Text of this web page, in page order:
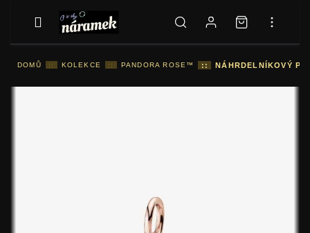
DOMŮ :: KOLEKCE :: PANDORA ROSE™ :: NÁHRDELNÍKOVÝ